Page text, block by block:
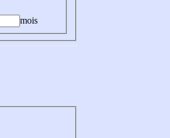
mois